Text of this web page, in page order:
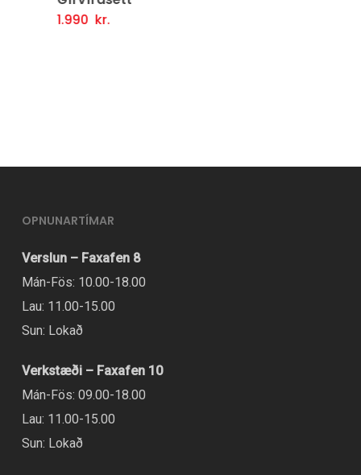
1.990kr.
Setja Í Körfu
OPNUNARTÍMAR
Verslun – Faxafen 8
Mán-Fös: 10.00-18.00
Lau: 11.00-15.00
Sun: Lokað
Verkstæði – Faxafen 10
Mán-Fös: 09.00-18.00
Lau: 11.00-15.00
Sun: Lokað